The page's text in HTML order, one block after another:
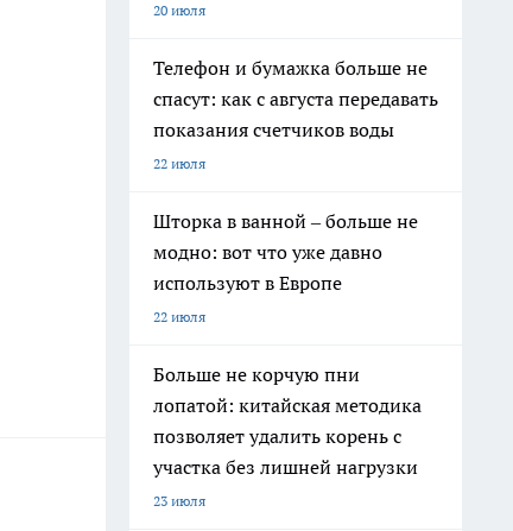
20 июля
Телефон и бумажка больше не
спасут: как с августа передавать
показания счетчиков воды
22 июля
Шторка в ванной – больше не
модно: вот что уже давно
используют в Европе
22 июля
Больше не корчую пни
лопатой: китайская методика
позволяет удалить корень с
участка без лишней нагрузки
23 июля